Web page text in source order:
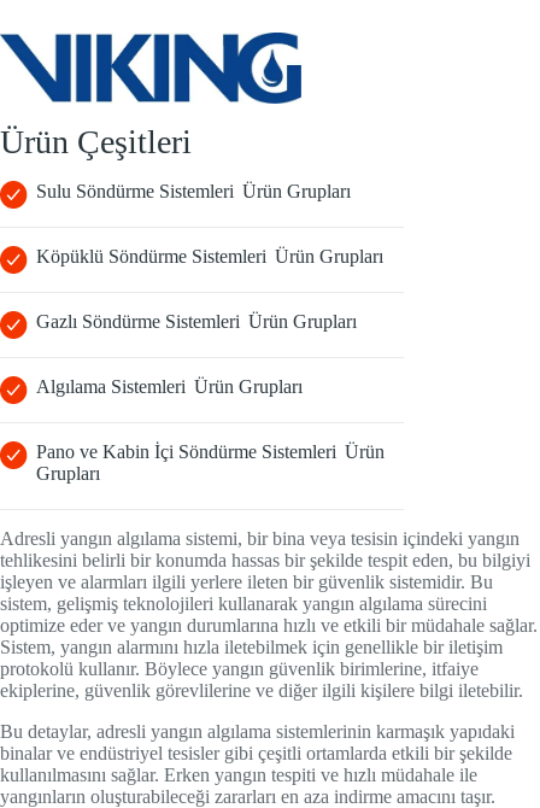
Ürün Çeşitleri
Sulu Söndürme Sistemleri Ürün Grupları
Köpüklü Söndürme Sistemleri Ürün Grupları
Gazlı Söndürme Sistemleri Ürün Grupları
Algılama Sistemleri Ürün Grupları
Pano ve Kabin İçi Söndürme Sistemleri Ürün
Grupları
Adresli yangın algılama sistemi, bir bina veya tesisin içindeki yangın
tehlikesini belirli bir konumda hassas bir şekilde tespit eden, bu bilgiyi
işleyen ve alarmları ilgili yerlere ileten bir güvenlik sistemidir. Bu
sistem, gelişmiş teknolojileri kullanarak yangın algılama sürecini
optimize eder ve yangın durumlarına hızlı ve etkili bir müdahale sağlar.
Sistem, yangın alarmını hızla iletebilmek için genellikle bir iletişim
protokolü kullanır. Böylece yangın güvenlik birimlerine, itfaiye
ekiplerine, güvenlik görevlilerine ve diğer ilgili kişilere bilgi iletebilir.
Bu detaylar, adresli yangın algılama sistemlerinin karmaşık yapıdaki
binalar ve endüstriyel tesisler gibi çeşitli ortamlarda etkili bir şekilde
kullanılmasını sağlar. Erken yangın tespiti ve hızlı müdahale ile
yangınların oluşturabileceği zararları en aza indirme amacını taşır.